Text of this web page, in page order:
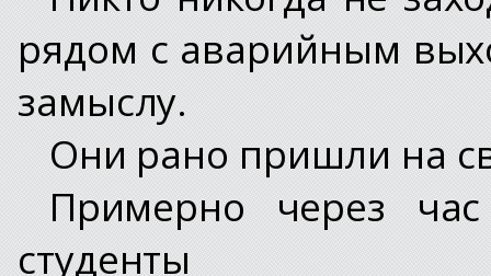
рядом с аварийным
замыслу.
Они рано пришли на
Примерно через
студенты